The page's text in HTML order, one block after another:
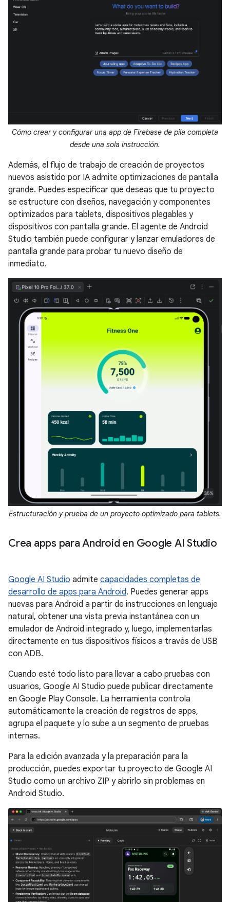
Cómo crear y configurar una app de Firebase de pila completa
desde una sola instrucción.
Además, el flujo de trabajo de creación de proyectos
nuevos asistido por IA admite optimizaciones de pantalla
grande. Puedes especificar que deseas que tu proyecto
se estructure con diseños, navegación y componentes
optimizados para tablets, dispositivos plegables y
dispositivos con pantalla grande. El agente de Android
Studio también puede configurar y lanzar emuladores de
pantalla grande para probar tu nuevo diseño de
inmediato.
Estructuración y prueba de un proyecto optimizado para tablets.
Crea apps para Android en Google AI Studio
Google AI Studio admite capacidades completas de
desarrollo de apps para Android. Puedes generar apps
nuevas para Android a partir de instrucciones en lenguaje
natural, obtener una vista previa instantánea con un
emulador de Android integrado y, luego, implementarlas
directamente en tus dispositivos físicos a través de USB
con ADB.
Cuando esté todo listo para llevar a cabo pruebas con
usuarios, Google AI Studio puede publicar directamente
en Google Play Console. La herramienta controla
automáticamente la creación de registros de apps,
agrupa el paquete y lo sube a un segmento de pruebas
internas.
Para la edición avanzada y la preparación para la
producción, puedes exportar tu proyecto de Google AI
Studio como un archivo ZIP y abrirlo sin problemas en
Android Studio.